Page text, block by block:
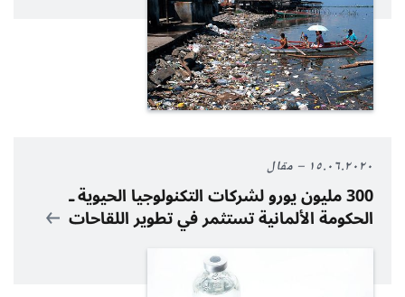
١٥.٠٦.٢٠٢٠ مقال
300 مليون يورو لشركات التكنولوجيا الحيوية ـ
الحكومة الألمانية تستثمر في تطوير اللقاحات